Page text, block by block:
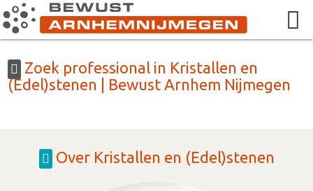
Zoek professional in Kristallen en
(Edel)stenen | Bewust Arnhem Nijmegen
Over Kristallen en (Edel)stenen